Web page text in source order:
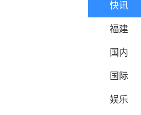
快讯
福建
国内
国际
娱乐